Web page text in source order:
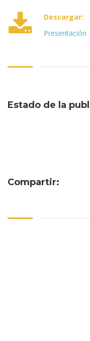
Descargar:
Presentación
Estado de la
Compartir: